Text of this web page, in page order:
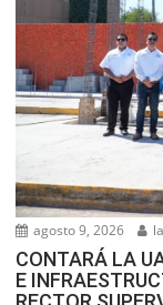
agosto 9, 2026
CONTARÁ LA
E